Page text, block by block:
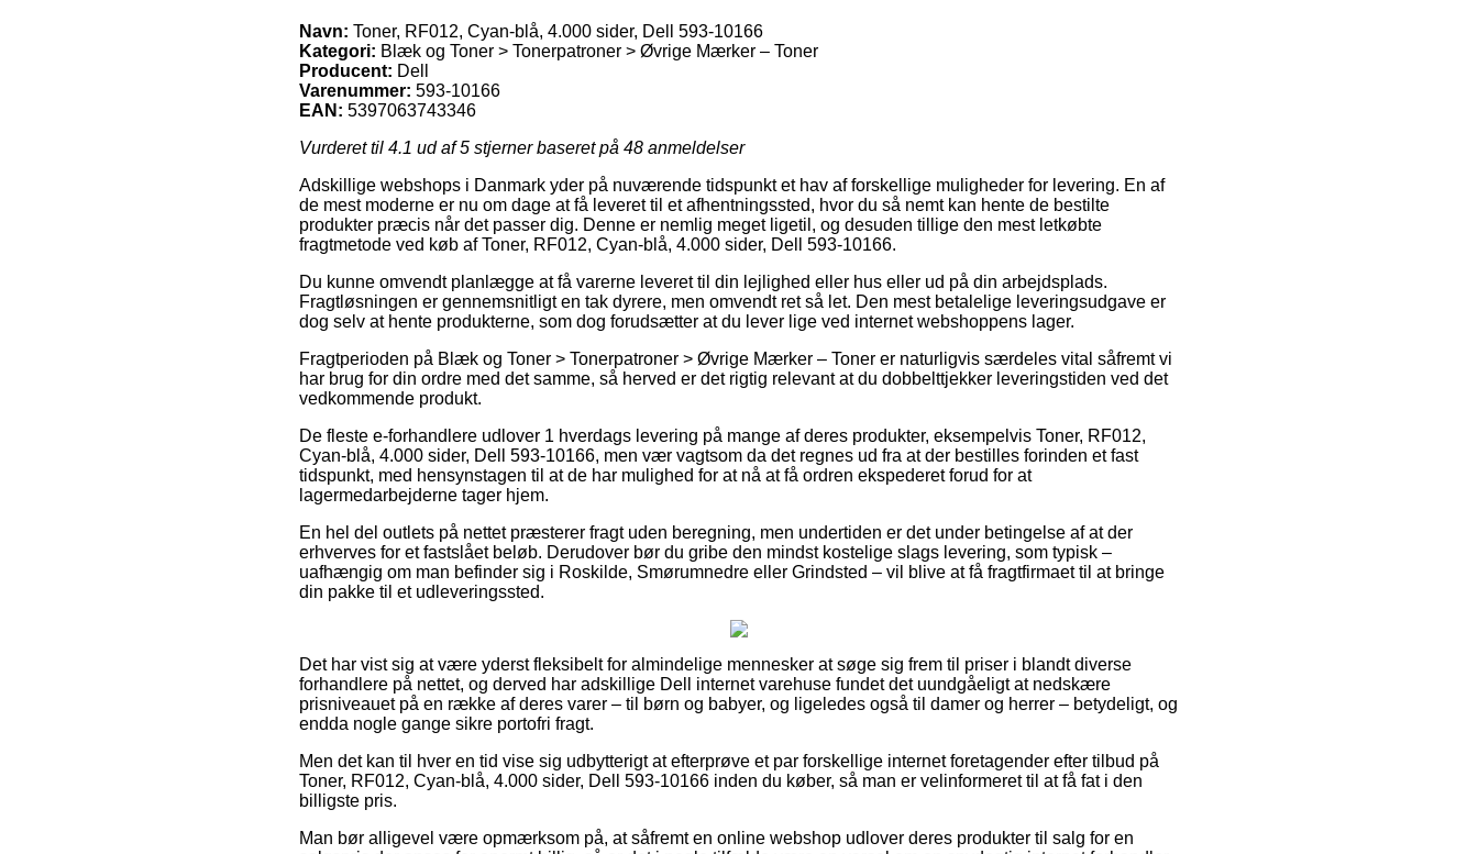
Navn: Toner, RF012, Cyan-blå, 4.000 sider, Dell 593-10166
Kategori: Blæk og Toner > Tonerpatroner > Øvrige Mærker – Toner
Producent: Dell
Varenummer: 593-10166
EAN: 5397063743346
Vurderet til 4.1 ud af 5 stjerner baseret på 48 anmeldelser
Adskillige webshops i Danmark yder på nuværende tidspunkt et hav af forskellige muligheder for levering. En af
de mest moderne er nu om dage at få leveret til et afhentningssted, hvor du så nemt kan hente de bestilte
produkter præcis når det passer dig. Denne er nemlig meget ligetil, og desuden tillige den mest letkøbte
fragtmetode ved køb af Toner, RF012, Cyan-blå, 4.000 sider, Dell 593-10166.
Du kunne omvendt planlægge at få varerne leveret til din lejlighed eller hus eller ud på din arbejdsplads.
Fragtløsningen er gennemsnitligt en tak dyrere, men omvendt ret så let. Den mest betalelige leveringsudgave er
dog selv at hente produkterne, som dog forudsætter at du lever lige ved internet webshoppens lager.
Fragtperioden på Blæk og Toner > Tonerpatroner > Øvrige Mærker – Toner er naturligvis særdeles vital såfremt vi
har brug for din ordre med det samme, så herved er det rigtig relevant at du dobbelttjekker leveringstiden ved det
vedkommende produkt.
De fleste e-forhandlere udlover 1 hverdags levering på mange af deres produkter, eksempelvis Toner, RF012,
Cyan-blå, 4.000 sider, Dell 593-10166, men vær vagtsom da det regnes ud fra at der bestilles forinden et fast
tidspunkt, med hensynstagen til at de har mulighed for at nå at få ordren ekspederet forud for at
lagermedarbejderne tager hjem.
En hel del outlets på nettet præsterer fragt uden beregning, men undertiden er det under betingelse af at der
erhverves for et fastslået beløb. Derudover bør du gribe den mindst kostelige slags levering, som typisk –
uafhængig om man befinder sig i Roskilde, Smørumnedre eller Grindsted – vil blive at få fragtfirmaet til at bringe
din pakke til et udleveringssted.
Det har vist sig at være yderst fleksibelt for almindelige mennesker at søge sig frem til priser i blandt diverse
forhandlere på nettet, og derved har adskillige Dell internet varehuse fundet det uundgåeligt at nedskære
prisniveauet på en række af deres varer – til børn og babyer, og ligeledes også til damer og herrer – betydeligt, og
endda nogle gange sikre portofri fragt.
Men det kan til hver en tid vise sig udbytterigt at efterprøve et par forskellige internet foretagender efter tilbud på
Toner, RF012, Cyan-blå, 4.000 sider, Dell 593-10166 inden du køber, så man er velinformeret til at få fat i den
billigste pris.
Man bør alligevel være opmærksom på, at såfremt en online webshop udlover deres produkter til salg for en